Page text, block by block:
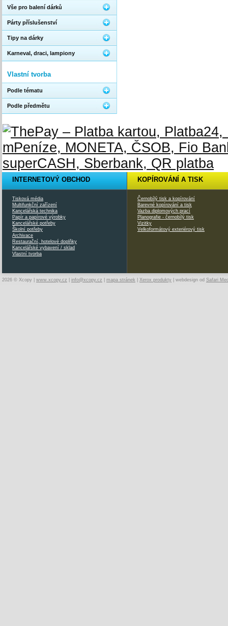
Vše pro balení dárků
Párty příslušenství
Tipy na dárky
Karneval, draci, lampiony
Vlastní tvorba
Podle tématu
Podle předmětu
INTERNETOVÝ OBCHOD
Tisková média
Multifunkční zařízení
Kancelářská technika
Papír a papírové výrobky
Kancelářské potřeby
Školní potřeby
Archivace
Restaurační, hotelové doplňky
Kancelářské vybavení / sklad
Vlastní tvorba
KOPÍROVÁNÍ A TISK
Černobílý tisk a kopírování
Barevné kopírování a tisk
Vazba diplomových prací
Planografie - černobílý tisk
Vizitky
Velkoformátový exteriérový tisk
2026 © Xcopy | www.xcopy.cz info@xcopy.cz mapa stránek Xerox produkty | webdesign od Safari